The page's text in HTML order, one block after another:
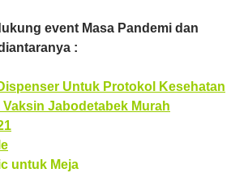
event Masa Pandemi dan
:
Untuk Protokol Kesehatan
Jabodetabek Murah
untuk Meja